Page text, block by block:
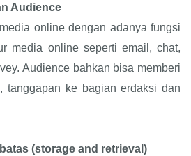
Audience
online dengan adanya fungsi
media online seperti email, chat,
Audience bahkan bisa memberi
tanggapan ke bagian erdaksi dan
(storage and retrieval)